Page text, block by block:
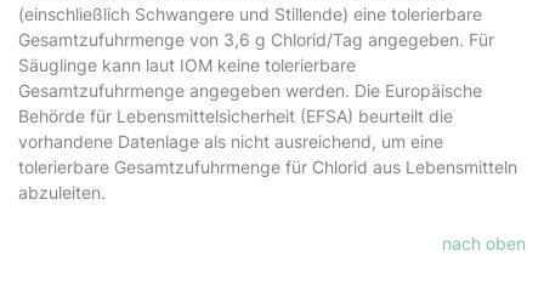
(einschließlich Schwangere und Stillende) eine tolerierbare
Gesamtzufuhrmenge von 3,6 g Chlorid/Tag angegeben. Für
Säuglinge kann laut IOM keine tolerierbare
Gesamtzufuhrmenge angegeben werden. Die Europäische
Behörde für Lebensmittelsicherheit (EFSA) beurteilt die
vorhandene Datenlage als nicht ausreichend, um eine
tolerierbare Gesamtzufuhrmenge für Chlorid aus Lebensmitteln
abzuleiten.
nach oben